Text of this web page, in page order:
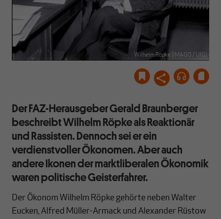
Wilhelm Röpke (IMAGO / UIG)
Der FAZ-Herausgeber Gerald Braunberger
beschreibt Wilhelm Röpke als Reaktionär
und Rassisten. Dennoch sei er ein
verdienstvoller Ökonomen. Aber auch
andere Ikonen der marktliberalen Ökonomik
waren politische Geisterfahrer.
Der Ökonom Wilhelm Röpke gehörte neben Walter
Eucken, Alfred Müller-Armack und Alexander Rüstow